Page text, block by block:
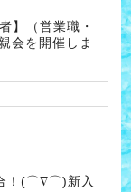
】（営業職・
会を開催しま
！(⌒∇⌒)新入